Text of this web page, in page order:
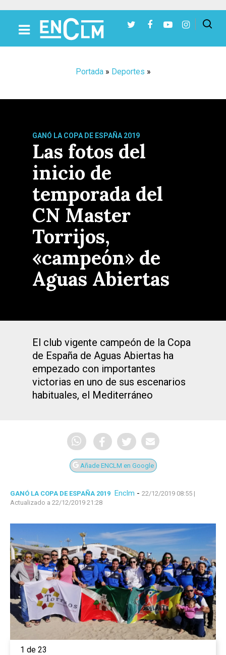
Portada» Deportes »
GANÓ LA COPA DE ESPAÑA 2019
Las fotos del
inicio de
temporada del
CN Master
Torrijos,
«campeón» de
Aguas Abiertas
El club vigente campeón de la Copa
de España de Aguas Abiertas ha
empezado con importantes
victorias en uno de sus escenarios
habituales, el Mediterráneo
Añade ENCLM en Google
GANÓ LA COPA DE ESPAÑA 2019 Enclm - 22/12/2019 08:55 |
Actualizado a 22/12/2019 21:28
1 de 23